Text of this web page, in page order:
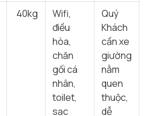
40kg
Wifi,
điều
hòa,
chăn
gối cá
nhân,
toilet,
sạc
Quý
Khách
cần xe
giường
nằm
quen
thuộc,
dễ